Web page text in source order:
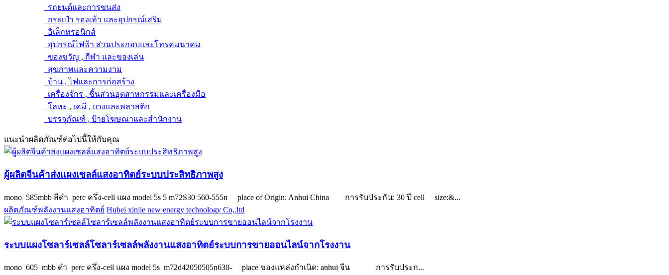
รถยนต์และการขนส่ง
กระเป๋า รองเท้า และอุปกรณ์เสริม
อิเล็กทรอนิกส์
อุปกรณ์ไฟฟ้า ส่วนประกอบและโทรคมนาคม
ของขวัญ , กีฬา และของเล่น
สุขภาพและความงาม
บ้าน , ไฟและการก่อสร้าง
เครื่องจักร , ชิ้นส่วนอุตสาหกรรมและเครื่องมือ
โลหะ , เคมี , ยางและพลาสติก
บรรจุภัณฑ์ , ป้ายโฆษณาและสำนักงาน
แนะนำผลิตภัณฑ์ต่อไปนี้ให้กับคุณ
ผู้ผลิตจีนค้าส่งแผงเซลล์แสงอาทิตย์ระบบประสิทธิภาพสูง
mono 585mbb สีดำ perc ครึ่ง-cell แผง model 5s 5 m72S30 560-555n place of Origin: Anhui China การรับประกัน: 30 ปี cell size:&...
ผลิตภัณฑ์พลังงานแสงอาทิตย์ Hubei xinjie new energy technology Co,.ltd
ระบบแผงโซลาร์เซลล์โซลาร์เซลล์พลังงานแสงอาทิตย์ระบบการขายออนไลน์จากโรงงาน
mono 605 mbb ดำ perc ครึ่ง-cell แผง model 5s m72d42050505n630- place ของแหล่งกำเนิด: anhui จีน การรับประก...